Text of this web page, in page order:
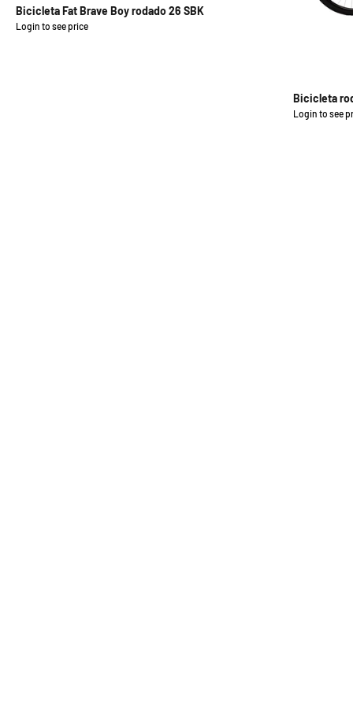
Bicicleta Fat Brave Boy rodado 26 SBK
Precio de oferta
Login to see price
Bicicleta
Precio de
Login to see